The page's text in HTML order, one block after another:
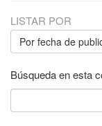
LISTAR POR
Por fecha de
Búsqueda en esta